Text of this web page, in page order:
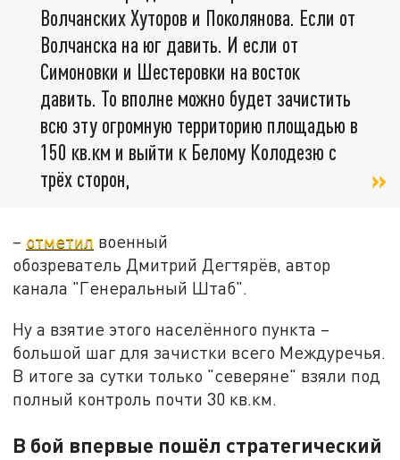
Волчанских Хуторов и Поколянова. Если от
Волчанска на юг давить. И если от
Симоновки и Шестеровки на восток
давить. То вполне можно будет зачистить
всю эту огромную территорию площадью в
150 кв.км и выйти к Белому Колодезю с
трёх сторон,
– отметил военный
обозреватель Дмитрий Дегтярёв, автор
канала "Генеральный Штаб".
Ну а взятие этого населённого пункта –
большой шаг для зачистки всего Междуречья.
В итоге за сутки только "северяне" взяли под
полный контроль почти 30 кв.км.
В бой впервые пошёл стратегический